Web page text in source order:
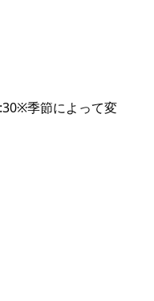
季節によって変